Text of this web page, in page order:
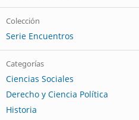
Colección
Serie Encuentros
Categorías
Ciencias Sociales
Derecho y Ciencia Política
Historia